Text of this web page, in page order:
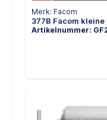
Merk: Facom
377B Facom
Artikelnummer: